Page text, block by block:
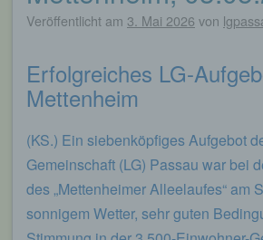
Veröffentlicht am 3. Mai 2026 von
Erfolgreiches LG-
Mettenheim
(KS.) Ein siebenköpfiges Aufgebot
Gemeinschaft (LG) Passau war bei
des „Mettenheimer Alleelaufes“ am
sonnigem Wetter, sehr guten